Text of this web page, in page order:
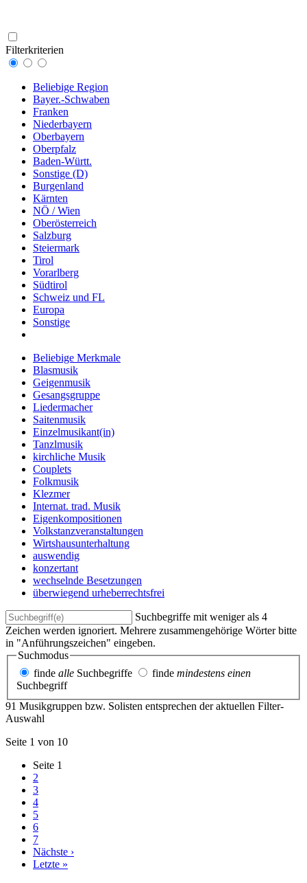
Filterkriterien
Beliebige Region
Bayer.-Schwaben
Franken
Niederbayern
Oberbayern
Oberpfalz
Baden-Württ.
Sonstige (D)
Burgenland
Kärnten
NÖ / Wien
Oberösterreich
Salzburg
Steiermark
Tirol
Vorarlberg
Südtirol
Schweiz und FL
Europa
Sonstige
Beliebige Merkmale
Blasmusik
Geigenmusik
Gesangsgruppe
Liedermacher
Saitenmusik
Einzelmusikant(in)
Tanzlmusik
kirchliche Musik
Couplets
Folkmusik
Klezmer
Internat. trad. Musik
Eigenkompositionen
Volkstanzveranstaltungen
Wirtshausunterhaltung
auswendig
konzertant
wechselnde Besetzungen
überwiegend urheberrechtsfrei
Suchbegriffe mit weniger als 4
Zeichen werden ignoriert. Mehrere zusammengehörige Wörter bitte
in "Anführungszeichen" eingeben.
Suchmodus
finde alle Suchbegriffe finde mindestens einen
Suchbegriff
91 Musikgruppen bzw. Solisten entsprechen der aktuellen Filter-
Auswahl
Seite 1 von 10
Seite 1
2
3
4
5
6
7
Nächste ›
Letzte »